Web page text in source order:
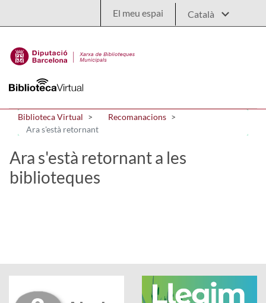
El meu espai
Biblioteca Virtual
Recomanacions
Ara s'està retornant
Ara s'està retornant a les
biblioteques